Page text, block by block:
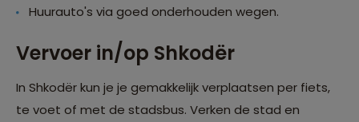
Huurauto's via goed onderhouden wegen.
Vervoer in/op Shkodër
In Shkodër kun je je gemakkelijk verplaatsen per fiets,
te voet of met de stadsbus. Verken de stad en